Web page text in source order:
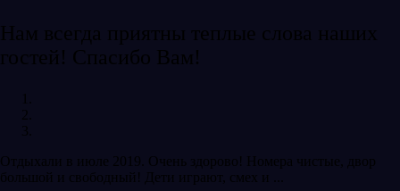
Нам всегда приятны теплые слова наших
гостей! Спасибо Вам!
Отдыхали в июле 2019. Очень здорово! Номера чистые, двор
большой и свободный! Дети играют, смех и ...